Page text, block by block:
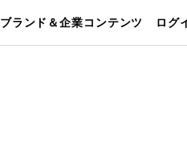
ブランド＆企業コンテンツ ログ